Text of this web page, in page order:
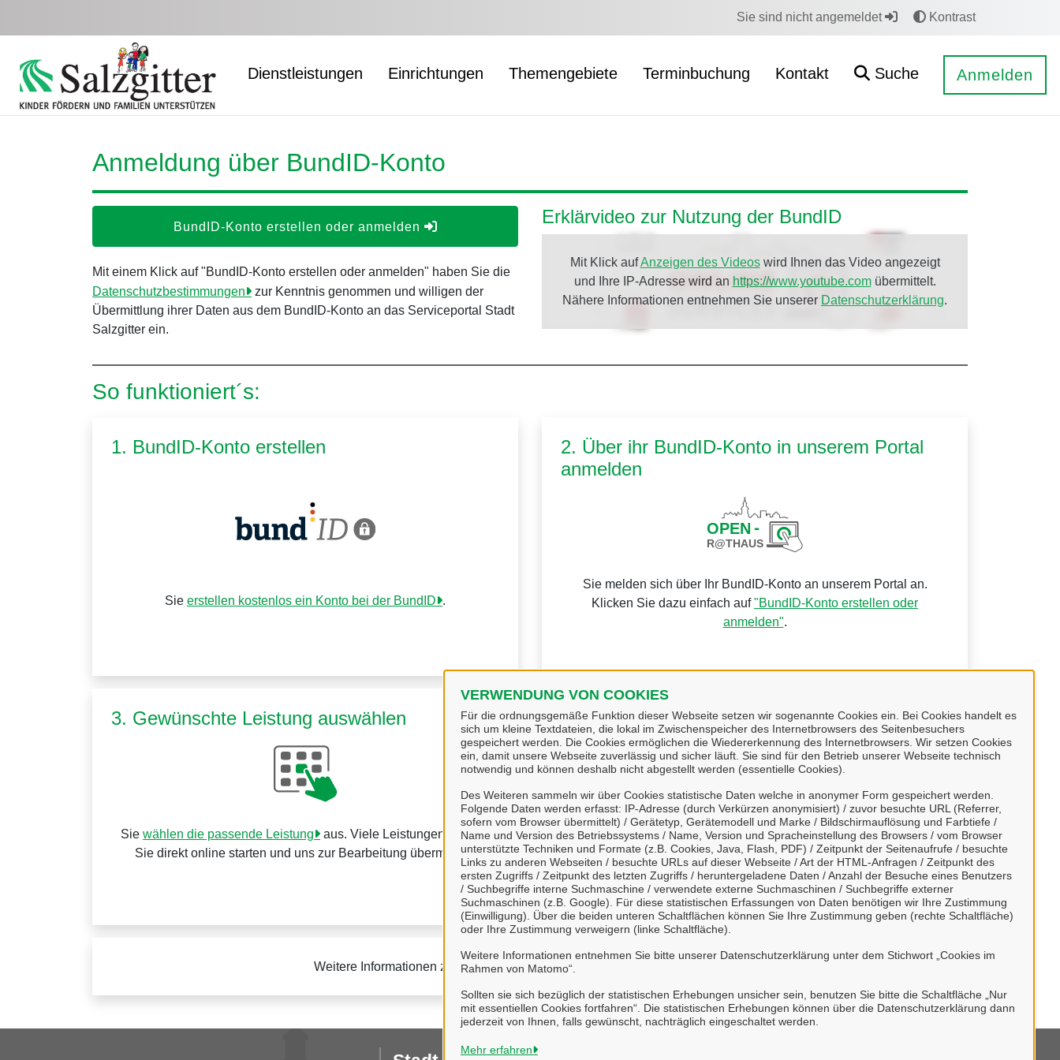
VERWENDUNG VON COOKIES
Für die ordnungsgemäße Funktion dieser Webseite setzen wir sogenannte Cookies ein. Bei Cookies handelt es
sich um kleine Textdateien, die lokal im Zwischenspeicher des Internetbrowsers des Seitenbesuchers
gespeichert werden. Die Cookies ermöglichen die Wiedererkennung des Internetbrowsers. Wir setzen Cookies
ein, damit unsere Webseite zuverlässig und sicher läuft. Sie sind für den Betrieb unserer Webseite technisch
notwendig und können deshalb nicht abgestellt werden (essentielle Cookies).
Des Weiteren sammeln wir über Cookies statistische Daten welche in anonymer Form gespeichert werden.
Folgende Daten werden erfasst: IP-Adresse (durch Verkürzen anonymisiert) / zuvor besuchte URL (Referrer,
sofern vom Browser übermittelt) / Gerätetyp, Gerätemodell und Marke / Bildschirmauflösung und Farbtiefe /
Name und Version des Betriebssystems / Name, Version und Spracheinstellung des Browsers / vom Browser
unterstützte Techniken und Formate (z.B. Cookies, Java, Flash, PDF) / Zeitpunkt der Seitenaufrufe / besuchte
Links zu anderen Webseiten / besuchte URLs auf dieser Webseite / Art der HTML-Anfragen / Zeitpunkt des
ersten Zugriffs / Zeitpunkt des letzten Zugriffs / heruntergeladene Daten / Anzahl der Besuche eines Benutzers
/ Suchbegriffe interne Suchmaschine / verwendete externe Suchmaschinen / Suchbegriffe externer
Suchmaschinen (z.B. Google). Für diese statistischen Erfassungen von Daten benötigen wir Ihre Zustimmung
(Einwilligung). Über die beiden unteren Schaltflächen können Sie Ihre Zustimmung geben (rechte Schaltfläche)
oder Ihre Zustimmung verweigern (linke Schaltfläche).
Weitere Informationen entnehmen Sie bitte unserer Datenschutzerklärung unter dem Stichwort „Cookies im
Rahmen von Matomo“.
Sollten sie sich bezüglich der statistischen Erhebungen unsicher sein, benutzen Sie bitte die Schaltfläche „Nur
mit essentiellen Cookies fortfahren“. Die statistischen Erhebungen können über die Datenschutzerklärung dann
jederzeit von Ihnen, falls gewünscht, nachträglich eingeschaltet werden.
Mehr erfahren
Sie sind nicht angemeldet Kontrast
Dienstleistungen Einrichtungen Themengebiete Terminbuchung Kontakt Suche Anmelden
Anmeldung über BundID-Konto
BundID-Konto erstellen oder anmelden
Mit einem Klick auf "BundID-Konto erstellen oder anmelden" haben Sie die
Datenschutzbestimmungen
zur Kenntnis genommen und willigen der
Übermittlung ihrer Daten aus dem BundID-Konto an das Serviceportal Stadt
Salzgitter ein.
Erklärvideo zur Nutzung der BundID
Mit Klick aufAnzeigen des Videoswird Ihnen das Video angezeigt
und Ihre IP-Adresse wird an https://www.youtube.comübermittelt.
Nähere Informationen entnehmen Sie unserer Datenschutzerklärung.
So funktioniert´s:
1. BundID-Konto erstellen
Sie erstellen kostenlos ein Konto bei der BundID .
2. Über ihr BundID-Konto in unserem Portal
anmelden
Sie melden sich über Ihr BundID-Konto an unserem Portal an.
Klicken Sie dazu einfach auf"BundID-Konto erstellen oder
anmelden".
3. Gewünschte Leistung auswählen
Sie wählen die passende Leistung
aus. Viele Leistungen können
Sie direkt online starten und uns zur Bearbeitung übermitteln.
4. Kommunikation über unser Portal
Viele Leistungen sind an unseren digitalen Postkorb angeschlossen.
Dort haben Sie einen Überblick über alle gestellten Anliegen und
können mit uns unkompliziert in Kontakt treten.
Weitere Informationen zur BundID finden Sie auf der